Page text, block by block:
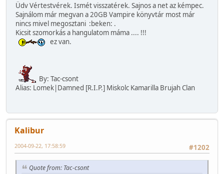
Üdv Vértestvérek. Ismét visszatérek. Sajnos a net az kémpec.
Sajnálom már megvan a 20GB Vampire könyvtár most már
nincs mivel megosztani :beken: .
Kicsit szomorkás a hangulatom máma .... !!!
ez van.
By: Tac-csont
Alias: Lomek|Damned [R.I.P.] Miskolc Kamarilla Brujah Clan
Kalibur
#1202
2004-09-22, 17:58:59
Quote from: Tac-csont